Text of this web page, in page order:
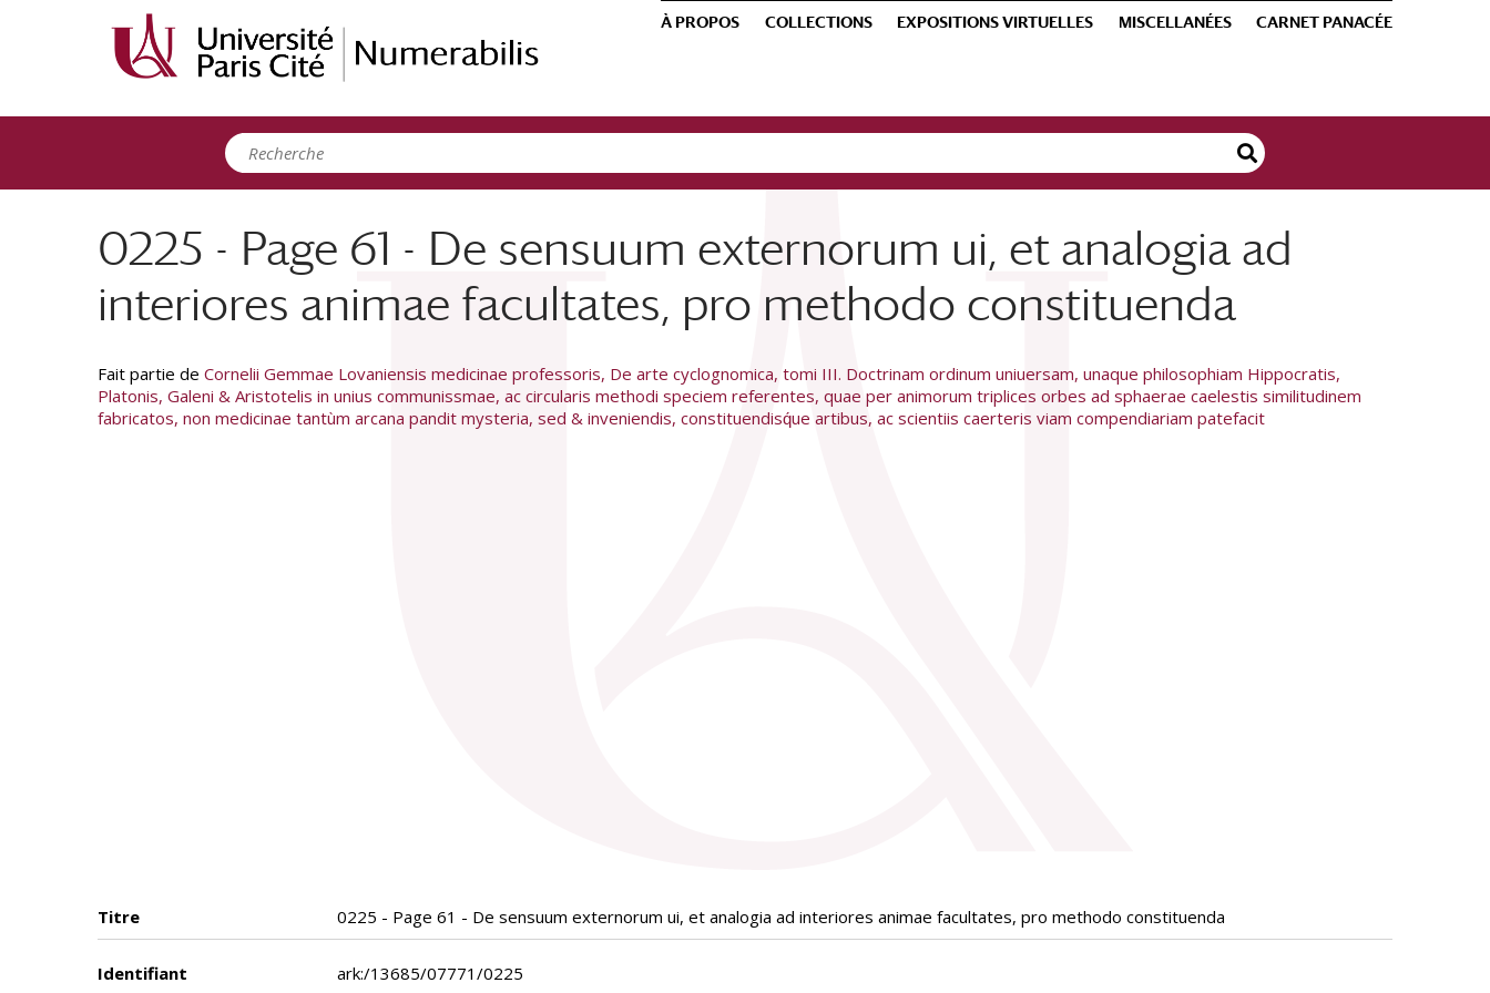
À PROPOS COLLECTIONS EXPOSITIONS VIRTUELLES MISCELLANÉES CARNET PANACÉE
0225 - Page 61 - De sensuum externorum ui, et analogia ad
interiores animae facultates, pro methodo constituenda
Fait partie de Cornelii Gemmae Lovaniensis medicinae professoris, De arte cyclognomica, tomi III. Doctrinam ordinum uniuersam, unaque philosophiam Hippocratis,
Platonis, Galeni & Aristotelis in unius communissmae, ac circularis methodi speciem referentes, quae per animorum triplices orbes ad sphaerae caelestis similitudinem
fabricatos, non medicinae tantùm arcana pandit mysteria, sed & inveniendis, constituendisq́ue artibus, ac scientiis caerteris viam compendiariam patefacit
Titre 0225 - Page 61 - De sensuum externorum ui, et analogia ad interiores animae facultates, pro methodo constituenda
Identifiant ark:/13685/07771/0225
Panneau de gestion des cookies